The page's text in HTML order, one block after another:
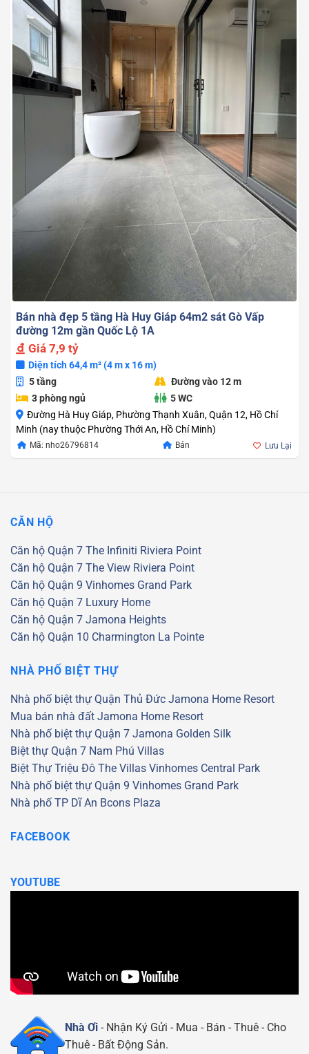
Bán nhà đẹp 5 tầng Hà Huy Giáp 64m2 sát Gò Vấp
đường 12m gần Quốc Lộ 1A
Giá 7,9 tỷ
Diện tích 64,4 m² (4 m x 16 m)
5 tầng
Đường vào 12 m
3 phòng ngủ
5 WC
Đường Hà Huy Giáp, Phường Thạnh Xuân, Quận 12, Hồ Chí
Minh (nay thuộc Phường Thới An, Hồ Chí Minh)
Mã: nho26796814 Bán Lưu Lại
CĂN HỘ
Căn hộ Quận 7 The Infiniti Riviera Point
Căn hộ Quận 7 The View Riviera Point
Căn hộ Quận 9 Vinhomes Grand Park
Căn hộ Quận 7 Luxury Home
Căn hộ Quận 7 Jamona Heights
Căn hộ Quận 10 Charmington La Pointe
NHÀ PHỐ BIỆT THỰ
Nhà phố biệt thự Quận Thủ Đức Jamona Home Resort
Mua bán nhà đất Jamona Home Resort
Nhà phố biệt thự Quận 7 Jamona Golden Silk
Biệt thự Quận 7 Nam Phú Villas
Biệt Thự Triệu Đô The Villas Vinhomes Central Park
Nhà phố biệt thự Quận 9 Vinhomes Grand Park
Nhà phố TP Dĩ An Bcons Plaza
FACEBOOK
YOUTUBE
Nhà Ơi - Nhận Ký Gửi - Mua - Bán - Thuê - Cho
Thuê - Bất Động Sản.